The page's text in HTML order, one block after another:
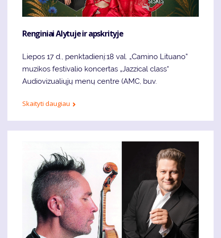
Renginiai Alytuje ir apskrityje
Liepos 17 d., penktadienį:18 val. „Camino Lituano”
muzikos festivalio koncertas „Jazzical class“
Audiovizualiųjų menų centre (AMC, buv.
Skaityti daugiau